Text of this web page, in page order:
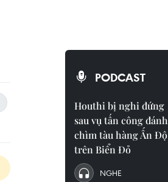
PODCAST
Houthi bị nghi đứng
sau vụ tấn công đánh
chìm tàu hàng Ấn Độ
trên Biển Đỏ
NGHE